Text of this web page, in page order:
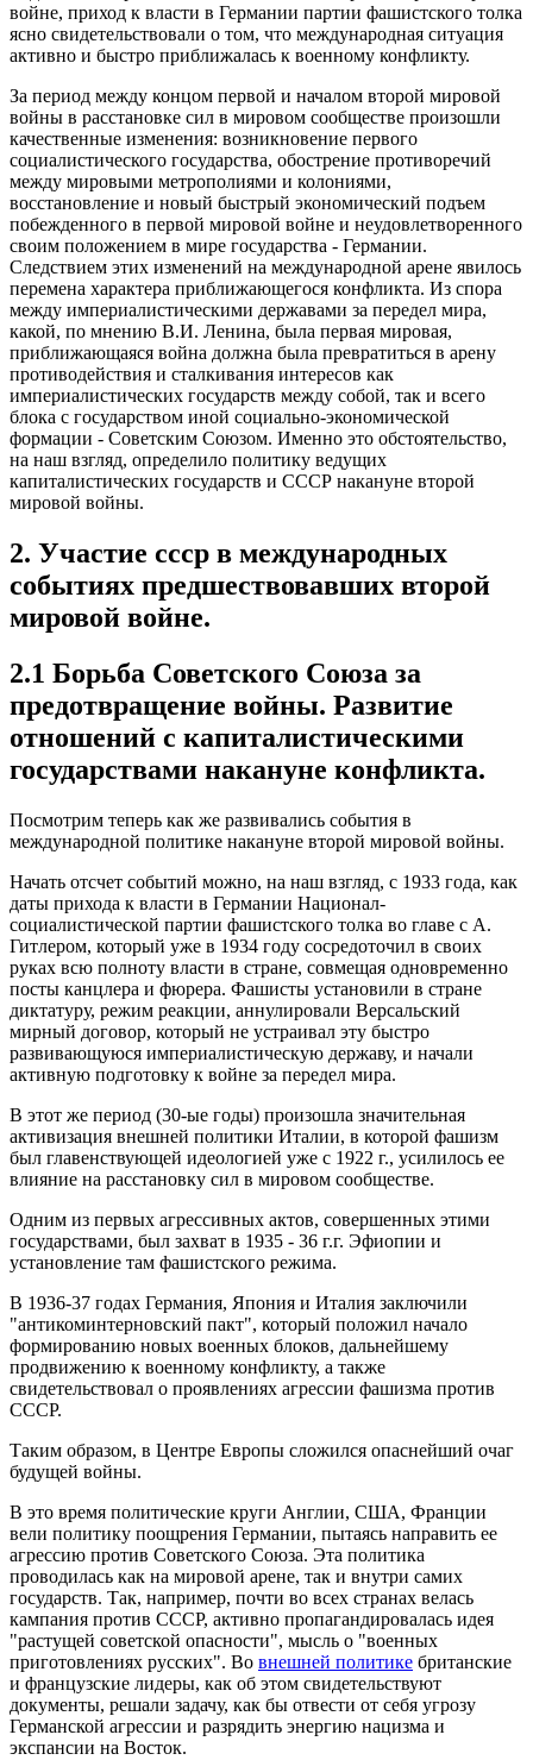
войне, приход к власти в Германии партии фашистского толка
ясно свидетельствовали о том, что международная ситуация
активно и быстро приближалась к военному конфликту.
За период между концом первой и началом второй мировой
войны в расстановке сил в мировом сообществе произошли
качественные изменения: возникновение первого
социалистического государства, обострение противоречий
между мировыми метрополиями и колониями,
восстановление и новый быстрый экономический подъем
побежденного в первой мировой войне и неудовлетворенного
своим положением в мире государства - Германии.
Следствием этих изменений на международной арене явилось
перемена характера приближающегося конфликта. Из спора
между империалистическими державами за передел мира,
какой, по мнению В.И. Ленина, была первая мировая,
приближающаяся война должна была превратиться в арену
противодействия и сталкивания интересов как
империалистических государств между собой, так и всего
блока с государством иной социально-экономической
формации - Советским Союзом. Именно это обстоятельство,
на наш взгляд, определило политику ведущих
капиталистических государств и СССР накануне второй
мировой войны.
2. Участие ссср в международных
событиях предшествовавших второй
мировой войне.
2.1 Борьба Советского Союза за
предотвращение войны. Развитие
отношений с капиталистическими
государствами накануне конфликта.
Посмотрим теперь как же развивались события в
международной политике накануне второй мировой войны.
Начать отсчет событий можно, на наш взгляд, с 1933 года, как
даты прихода к власти в Германии Национал-
социалистической партии фашистского толка во главе с А.
Гитлером, который уже в 1934 году сосредоточил в своих
руках всю полноту власти в стране, совмещая одновременно
посты канцлера и фюрера. Фашисты установили в стране
диктатуру, режим реакции, аннулировали Версальский
мирный договор, который не устраивал эту быстро
развивающуюся империалистическую державу, и начали
активную подготовку к войне за передел мира.
В этот же период (30-ые годы) произошла значительная
активизация внешней политики Италии, в которой фашизм
был главенствующей идеологией уже с 1922 г., усилилось ее
влияние на расстановку сил в мировом сообществе.
Одним из первых агрессивных актов, совершенных этими
государствами, был захват в 1935 - 36 г.г. Эфиопии и
установление там фашистского режима.
В 1936-37 годах Германия, Япония и Италия заключили
"антикоминтерновский пакт", который положил начало
формированию новых военных блоков, дальнейшему
продвижению к военному конфликту, а также
свидетельствовал о проявлениях агрессии фашизма против
СССР.
Таким образом, в Центре Европы сложился опаснейший очаг
будущей войны.
В это время политические круги Англии, США, Франции
вели политику поощрения Германии, пытаясь направить ее
агрессию против Советского Союза. Эта политика
проводилась как на мировой арене, так и внутри самих
государств. Так, например, почти во всех странах велась
кампания против СССР, активно пропагандировалась идея
"растущей советской опасности", мысль о "военных
приготовлениях русских". Во внешней политике британские
и французские лидеры, как об этом свидетельствуют
документы, решали задачу, как бы отвести от себя угрозу
Германской агрессии и разрядить энергию нацизма и
экспансии на Восток.